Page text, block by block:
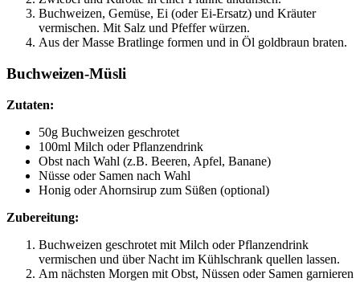
Buchweizen, Gemüse, Ei (oder Ei-Ersatz) und Kräuter
vermischen. Mit Salz und Pfeffer würzen.
Aus der Masse Bratlinge formen und in Öl goldbraun braten.
Buchweizen-Müsli
Zutaten:
50g Buchweizen geschrotet
100ml Milch oder Pflanzendrink
Obst nach Wahl (z.B. Beeren, Apfel, Banane)
Nüsse oder Samen nach Wahl
Honig oder Ahornsirup zum Süßen (optional)
Zubereitung:
Buchweizen geschrotet mit Milch oder Pflanzendrink
vermischen und über Nacht im Kühlschrank quellen lassen.
Am nächsten Morgen mit Obst, Nüssen oder Samen garnieren